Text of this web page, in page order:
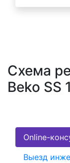
Схема
Beko SS
Online-
Выезд